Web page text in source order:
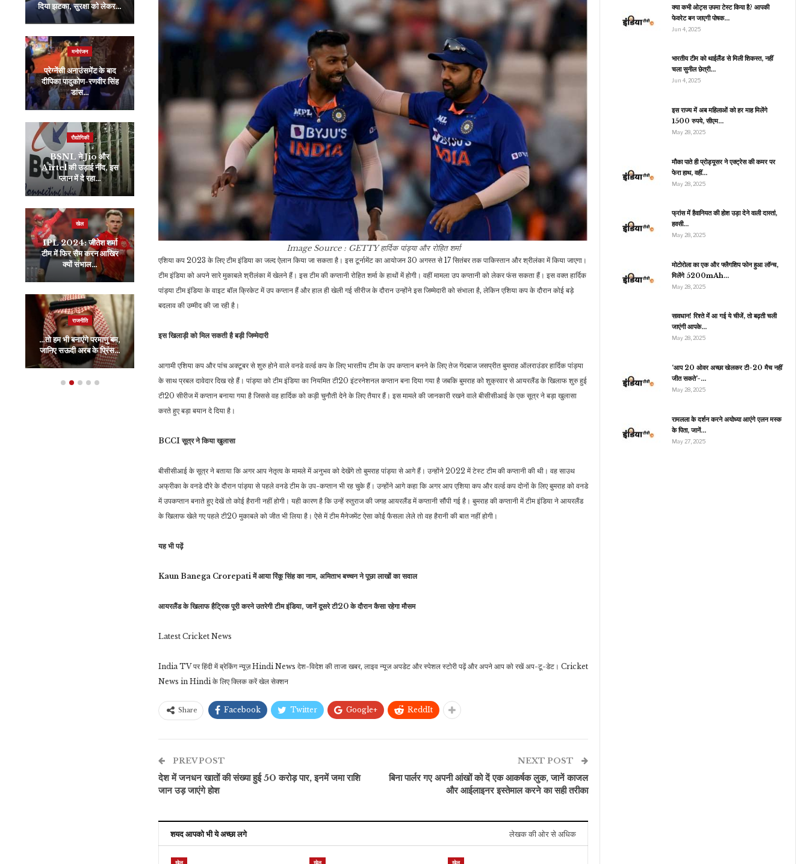
Image Source : GETTYहार्दिक पांड्या और रोहित शर्मा
एशिया कप 2023 के लिए टीम इंडिया का जल्द ऐलान किया जा सकता है। इस टूर्नामेंट का आयोजन 30 अगस्त से 17 सितंबर तक पाकिस्तान और श्रीलंका में किया जाएगा।
टीम इंडिया को अपने सारे मुकाबले श्रीलंका में खेलने हैं। इस टीम की कप्तानी रोहित शर्मा के हाथों में होगी। वहीं मामला उप कप्तानी को लेकर फंस सकता हैं। इस वक्त हार्दिक
पांड्या टीम इंडिया के वाइट बॉल क्रिकेट में उप कप्तान हैं और हाल ही खेली गई सीरीज के दौरान उन्होंने इस जिम्मेदारी को संभाला है, लेकिन एशिया कप के दौरान कोई बड़े
बदलाव की उम्मीद की जा रही है।
इस खिलाड़ी को मिल सकती है बड़ी जिम्मेदारी
आगामी एशिया कप और पांच अक्टूबर से शुरु होने वाले वनडे वर्ल्ड कप के लिए भारतीय टीम के उप कप्तान बनने के लिए तेज गेंदबाज जसप्रीत बुमराह ऑलराउंडर हार्दिक पांड्या
के साथ प्रबल दावेदार दिख रहे हैं। पांड्या को टीम इंडिया का नियमित टी20 इंटरनेशनल कप्तान बना दिया गया है जबकि बुमराह को शुक्रवार से आयरलैंड के खिलाफ शुरु हुई
टी20 सीरीज में कप्तान बनाया गया है जिससे वह हार्दिक को कड़ी चुनौती देने के लिए तैयार हैं। इस मामले की जानकारी रखने वाले बीसीसीआई के एक सूत्र ने बड़ा खुलासा
करते हुए बड़ा बयान दे दिया है।
BCCI सूत्र ने किया खुलासा
बीसीसीआई के सूत्र ने बताया कि अगर आप नेतृत्व के मामले में अनुभव को देखेंगे तो बुमराह पांड्या से आगे हैं। उन्होंने 2022 में टेस्ट टीम की कप्तानी की थी। वह साउथ
अफ्रीका के वनडे दौरे के दौरान पांड्या से पहले वनडे टीम के उप-कप्तान भी रह चुके हैं। उन्होंने आगे कहा कि अगर आप एशिया कप और वर्ल्ड कप दोनों के लिए बुमराह को वनडे
में उपकप्तान बनाते हुए देखें तो कोई हैरानी नहीं होगी। यही कारण है कि उन्हें रुतुराज की जगह आयरलैंड में कप्तानी सौंपी गई है। बुमराह की कप्तानी में टीम इंडिया ने आयरलैंड
के खिलाफ खेले गए पहले टी20 मुकाबले को जीत भी लिया है। ऐसे में टीम मैनेजमेंट ऐसा कोई फैसला लेले तो वह हैरानी की बात नहीं होगी।
यह भी पढ़ें
Kaun Banega Crorepati में आया रिंकू सिंह का नाम, अमिताभ बच्चन ने पूछा लाखों का सवाल
आयरलैंड के खिलाफ हैट्रिक पूरी करने उतरेगी टीम इंडिया, जानें दूसरे टी20 के दौरान कैसा रहेगा मौसम
Latest Cricket News
India TV पर हिंदी में ब्रेकिंग न्यूज़ Hindi News देश-विदेश की ताजा खबर, लाइव न्यूज अपडेट और स्‍पेशल स्‍टोरी पढ़ें और अपने आप को रखें अप-टू-डेट। Cricket
News in Hindi के लिए क्लिक करें खेल सेक्‍शन
Share Facebook Twitter Google+ ReddIt
PREV POST
देश में जनधन खातों की संख्या हुई 50 करोड़ पार, इनमें जमा राशि
जान उड़ जाएंगे होश
NEXT POST
बिना पार्लर गए अपनी आंखों को दें एक आकर्षक लुक, जानें काजल
और आईलाइनर इस्तेमाल करने का सही तरीका
शयद आपको भी ये अच्छा लगे लेखक की ओर से अधिक
खेल खेल खेल
क्या कभी ओट्स उपमा टेस्ट किया है? आपकी
फेवरेट बन जाएगी पोषक…
Jun 4, 2025
भारतीय टीम को थाईलैंड से मिली शिकस्त, नहीं
चला सुनील छेत्री…
Jun 4, 2025
इस राज्य में अब महिलाओं को हर माह मिलेंगे
1500 रुपये, सीएम…
May 28, 2025
मौका पाते ही प्रोड्यूसर ने एक्ट्रेस की कमर पर
फेरा हाथ, वहीं…
May 28, 2025
फ्रांस में हैवानियत की होश उड़ा देने वाली दास्तां,
हवसी…
May 28, 2025
मोटोरोला का एक और फ्लैगशिप फोन हुआ लॉन्च,
मिलेंगे 5200mAh…
May 28, 2025
सावधान! रिश्ते में आ गई ये चीजें, तो बढ़ती चली
जाएंगी आपके…
May 28, 2025
‘आप 20 ओवर अच्छा खेलकर टी-20 मैच नहीं
जीत सकते’-…
May 28, 2025
रामलला के दर्शन करने अयोध्या आएंगे एलन मस्क
के पिता, जानें…
May 27, 2025
दिया झटका, सुरक्षा को लेकर…
मनोरंजन
प्रेग्नेंसी अनाउंसमेंट के बाद
दीपिका पादुकोण-रणवीर सिंह
डांस…
रौद्योगिकी
BSNL ने Jio और
Airtel की उड़ाई नींद, इस
प्लान में दे रहा…
खेल
IPL 2024: जीतेश शर्मा
टीम में फिर सैम करन आखिर
क्यों संभाल…
राजनीति
…तो हम भी बनाएंगे परमाणु बम,
जानिए सऊदी अरब के प्रिंस…
चेहरे पर लगा लें ये चीज,…
IPO Next Week : पैसों
का कर लें इंतजाम, अगले हफ्ते
गेहूं की जमाखोरी पड़ेगी बहुत
मंहगी, सरकार ने लगाई स्टॉक…
Asus ROG FLOW
ACRNM REVIEW:
शानदार…
‘अपना घर हो, अपना आंगन हो’,
क्रूज…
मनोरंजन
पुलवामा अटैक के खौफनाक
मंजर को दिखाती हैं ये फिल्में
और…
रौद्योगिकी
Samsung की बड़ी
प्लानिंग, अब स्मार्टफोन में
मिलेगा 440…
पापा ऋषि कपूर की मौत पर नहीं
रोए थे रणबीर कपूर, खुद
किया…
तक की सबसे बेहतरीन…
रौद्योगिकी
BSNL के 336 दिन वाले
सस्ते प्लान ने यूजर्स को दी
राहत,…
खेल
यशस्वी जायसवाल के शतक पर
विरोधी टीम के बल्लेबाज का
चौंकाने…
राजनीति
पीएम मोदी ने BRICS में
अफ्रीका और ब्राजील के
राष्ट्रपति को…
ने 3…
खेल
1200 करोड़ की नई संसद
की छत से पानी टपका?
लोकसभा सचिवालय ने…
16 सितंबर को लॉन्च हो सकता
और 16GB…